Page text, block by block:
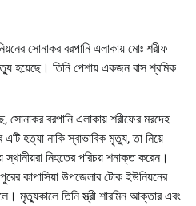
সোনাকর বরপানি এলাকায় মোঃ শরীফ
হয়েছে। তিনি পেশায় একজন বাস শ্রমিক
সোনাকর বরপানি এলাকায় শরীফের মরদেহ
হত্যা নাকি স্বাভাবিক মৃত্যু, তা নিয়ে
নিহতের পরিচয় শনাক্ত করেন।
কাপাসিয়া উপজেলার টোক ইউনিয়নের
মৃত্যুকালে তিনি স্ত্রী শারমিন আক্তার এবং